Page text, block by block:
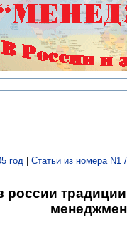
год | Статьи из номера N1